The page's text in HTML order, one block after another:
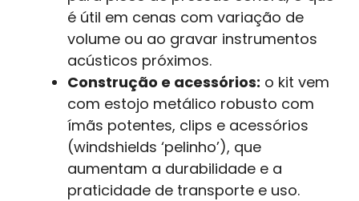
é útil em cenas com variação de
volume ou ao gravar instrumentos
acústicos próximos.
Construção e acessórios: o kit vem
com estojo metálico robusto com
ímãs potentes, clips e acessórios
(windshields ‘pelinho’), que
aumentam a durabilidade e a
praticidade de transporte e uso.